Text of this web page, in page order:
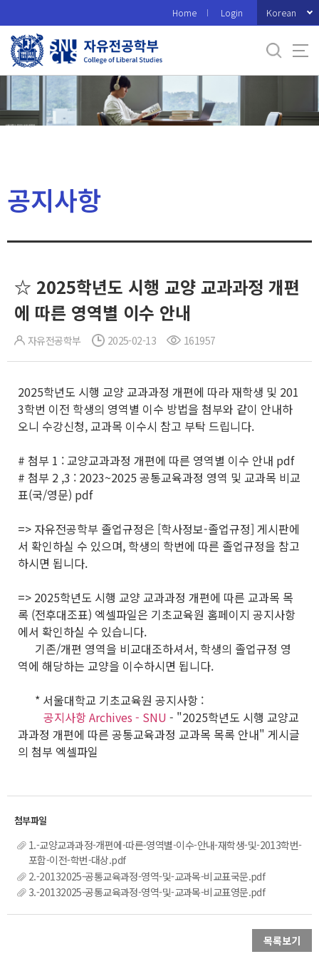
로
메
Home Login Korean
공지사항
☆ 2025학년도 시행 교양 교과과정 개편
에 따른 영역별 이수 안내
자유전공학부 2025-02-13 161957
2025학년도 시행 교양 교과과정 개편에 따라 재학생 및 201
3학번 이전 학생의 영역별 이수 방법을 첨부와 같이 안내하
오니 수강신청, 교과목 이수시 참고 부탁 드립니다.
# 첨부 1 : 교양교과과정 개편에 따른 영역별 이수 안내 pdf
# 첨부 2 ,3 : 2023~2025 공통교육과정 영역 및 교과목 비교
표(국/영문) pdf
=> 자유전공학부 졸업규정은 [학사정보-졸업규정] 게시판에
서 확인하실 수 있으며, 학생의 학번에 따른 졸업규정을 참고
하시면 됩니다.
=> 2025학년도 시행 교양 교과과정 개편에 따른 교과목 목
록 (전후대조표) 엑셀파일은 기초교육원 홈페이지 공지사항
에서 확인하실 수 있습니다.
기존/개편 영역을 비교대조하셔서, 학생의 졸업규정 영
역에 해당하는 교양을 이수하시면 됩니다.
* 서울대학교 기초교육원 공지사항 :
공지사항 Archives - SNU - "2025학년도 시행 교양교
과과정 개편에 따른 공통교육과정 교과목 목록 안내" 게시글
의 첨부 엑셀파일
1.-교양교과과정-개편에-따른-영역별-이수-안내-재학생-및-2013학번-
포함-이전-학번-대상.pdf
2.-20132025-공통교육과정-영역-및-교과목-비교표국문.pdf
3.-20132025-공통교육과정-영역-및-교과목-비교표영문.pdf
목록보기